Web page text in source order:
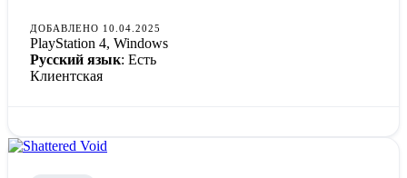
ДОБАВЛЕНО 10.04.2025
PlayStation 4, Windows
Русский язык: Есть
Клиентская